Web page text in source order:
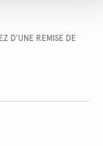
D'UNE REMISE DE